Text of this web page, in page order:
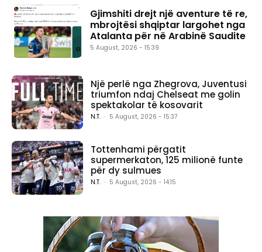
Gjimshiti drejt një aventure të re,
mbrojtësi shqiptar largohet nga
Atalanta për në Arabinë Saudite
5 August, 2026 - 15:39
Një perlë nga Zhegrova, Juventusi
triumfon ndaj Chelseat me golin
spektakolar të kosovarit
N.T. - 5 August, 2026 - 15:37
Tottenhami përgatit
supermerkaton, 125 milionë funte
për dy sulmues
N.T. - 5 August, 2026 - 14:15